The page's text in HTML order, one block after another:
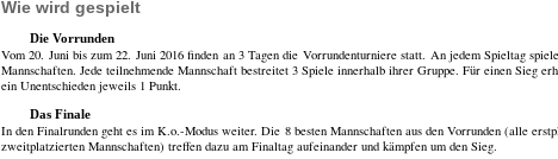
Wie wird gespielt
Die Vorrunden
Vom 20. Juni bis zum 22. Juni 2016 finden an 3 Tagen die Vorrundenturniere statt. An jedem Spieltag
Mannschaften. Jede teilnehmende Mannschaft bestreitet 3 Spiele innerhalb ihrer Gruppe. Für einen Sieg
ein Unentschieden jeweils 1 Punkt.
Das Finale
In den Finalrunden geht es im K.o.-Modus weiter. Die 8 besten Mannschaften aus den Vorrunden (alle
zweitplatzierten Mannschaften) treffen dazu am Finaltag aufeinander und kämpfen um den Sieg.